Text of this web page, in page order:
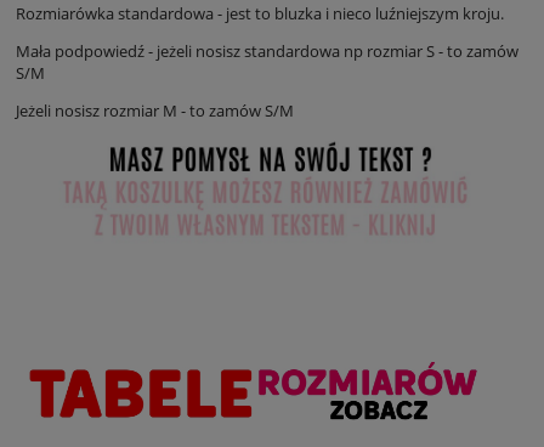
Rozmiarówka standardowa - jest to bluzka i nieco luźniejszym kroju.
Mała podpowiedź - jeżeli nosisz standardowa np rozmiar S - to zamów
S/M
Jeżeli nosisz rozmiar M - to zamów S/M